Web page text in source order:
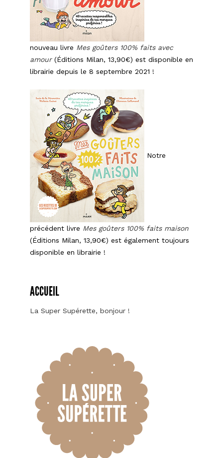
nouveau livre Mes goûters 100% faits avec
amour(Éditions Milan, 13,90€) est disponible en
librairie depuis le 8 septembre 2021 !
Notre
précédent livre Mes goûters 100% faits maison
(Éditions Milan, 13,90€) est également toujours
disponible en librairie !
ACCUEIL
La Super Supérette, bonjour !